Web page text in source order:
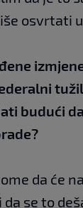
osvrtati
budući
da će
se to